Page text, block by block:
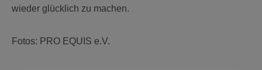
wieder glücklich zu machen.
Fotos: PRO EQUIS e.V.